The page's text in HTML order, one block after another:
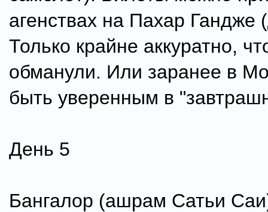
агенствах на Пахар Гандже
Только крайне аккуратно,
обманули. Или заранее в
быть уверенным в
День 5
Бангалор (ашрам Сатьи